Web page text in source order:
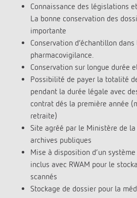
Connaissance des législations
La bonne conservation des
importante
Conservation d’échantillon
pharmacovigilance.
Conservation sur longue durée
Possibilité de payer la totalité
pendant la durée légale avec
contrat dés la première année
retraite)
Site agréé par le Ministère de
archives publiques
Mise à disposition d’un
inclus avec RWAM pour le
scannés
Stockage de dossier pour la